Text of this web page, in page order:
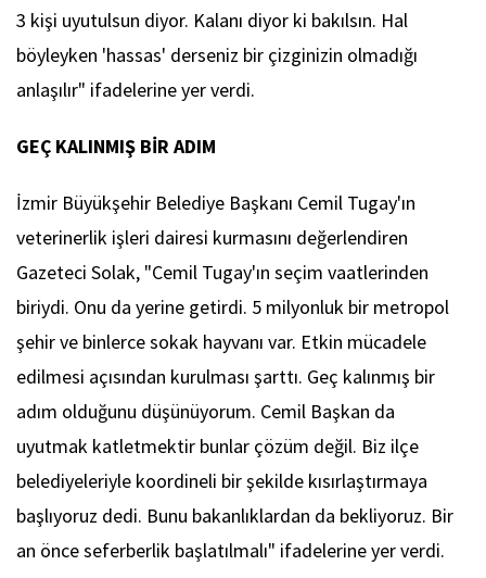
3 kişi uyutulsun diyor. Kalanı diyor ki bakılsın. Hal
böyleyken 'hassas' derseniz bir çizginizin olmadığı
anlaşılır" ifadelerine yer verdi.
GEÇ KALINMIŞ BİR ADIM
İzmir Büyükşehir Belediye Başkanı Cemil Tugay'ın
veterinerlik işleri dairesi kurmasını değerlendiren
Gazeteci Solak, "Cemil Tugay'ın seçim vaatlerinden
biriydi. Onu da yerine getirdi. 5 milyonluk bir metropol
şehir ve binlerce sokak hayvanı var. Etkin mücadele
edilmesi açısından kurulması şarttı. Geç kalınmış bir
adım olduğunu düşünüyorum. Cemil Başkan da
uyutmak katletmektir bunlar çözüm değil. Biz ilçe
belediyeleriyle koordineli bir şekilde kısırlaştırmaya
başlıyoruz dedi. Bunu bakanlıklardan da bekliyoruz. Bir
an önce seferberlik başlatılmalı" ifadelerine yer verdi.